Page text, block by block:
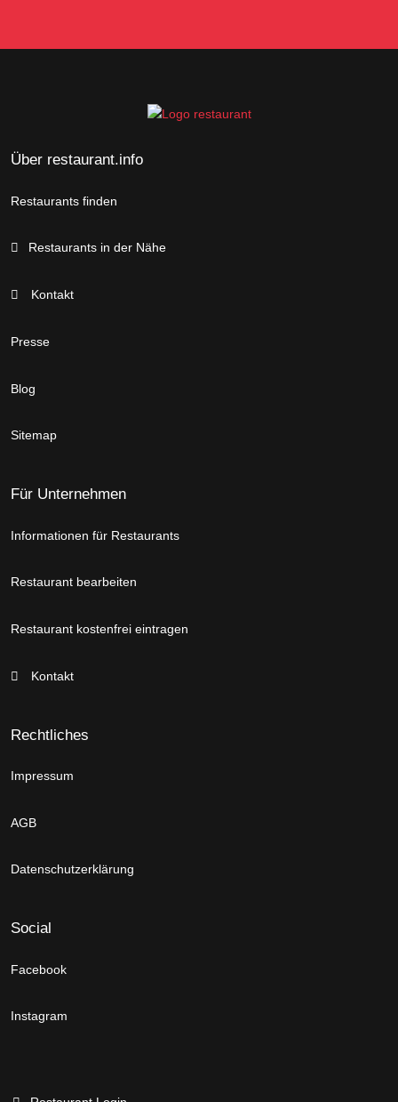
Über restaurant.info
Restaurants finden
Restaurants in der Nähe
Kontakt
Presse
Blog
Sitemap
Für Unternehmen
Informationen für Restaurants
Restaurant bearbeiten
Restaurant kostenfrei eintragen
Kontakt
Rechtliches
Impressum
AGB
Datenschutzerklärung
Social
Facebook
Instagram